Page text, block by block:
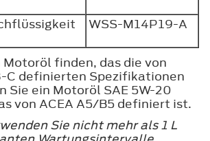
WSS-M14P19-A
Motoröl finden, das die von
C definierten Spezifikationen
Sie ein Motoröl SAE 5W-20
von ACEA A5/B5 definiert ist.
Sie nicht mehr als 1 L